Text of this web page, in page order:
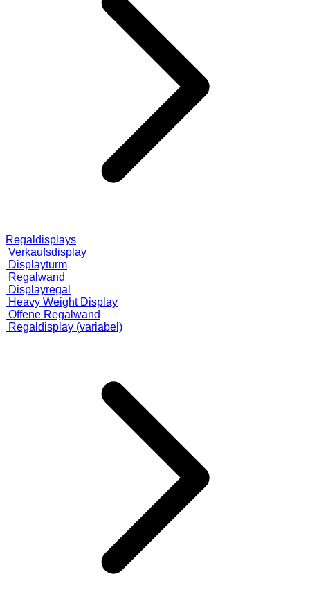
Regaldisplays
Verkaufsdisplay
Displayturm
Regalwand
Displayregal
Heavy Weight Display
Offene Regalwand
Regaldisplay (variabel)